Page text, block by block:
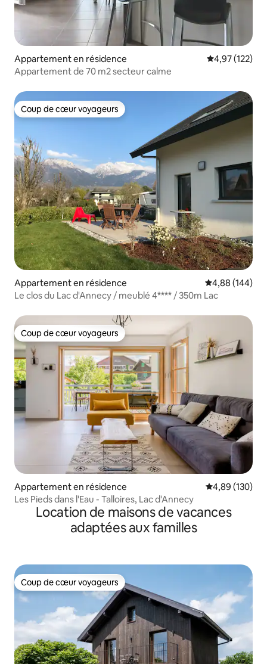
Appartement en résidence Évaluation
4,97 (122)
Appartement de 70 m2 secteur calme
Coup de cœur voyageurs
Coup de cœur voyageurs
Appartement en résidence Évaluation
4,88 (144)
Le clos du Lac d'Annecy / meublé 4**** / 350m Lac
Coup de cœur voyageurs
Coup de cœur voyageurs
Appartement en résidence Évaluation
4,89 (130)
Les Pieds dans l'Eau - Talloires, Lac d'Annecy
Location de maisons de vacances
adaptées aux familles
Coup de cœur voyageurs
Coup de cœur voyageurs